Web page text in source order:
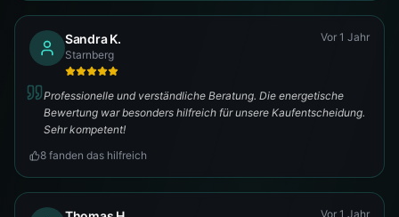
Sandra K.
Starnberg
Vor 1 Jahr
Professionelle und verständliche Beratung. Die energetische
Bewertung war besonders hilfreich für unsere Kaufentscheidung.
Sehr kompetent!
8 fanden das hilfreich
Vor 1 Jahr